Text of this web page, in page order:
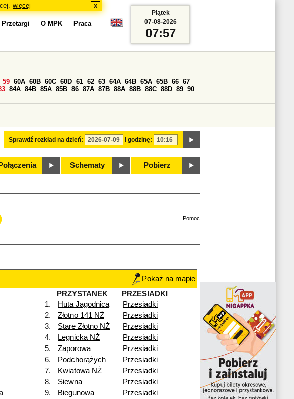
więcej x
Przetargi O MPK Praca
Sprawdź rozkład na dzień: i godzinę:
59 60A 60B 60C 60D 61 62 63 64A 64B 65A 65B 66 67
84A 84B 85A 85B 86 87A 87B 88A 88B 88C 88D 89 90
Połączenia Schematy Pobierz
Piątek
07-08-2026
07:57
Pomoc
Pokaż na mapie
PRZYSTANEK
PRZESIADKI
1.
Huta Jagodnica
Przesiadki
2. Złotno 141 NŻ
Przesiadki
3. Stare Złotno NŻ
Przesiadki
4. Legnicka NŻ
Przesiadki
5. Zaporowa
Przesiadki
6. Podchorążych
Przesiadki
7. Kwiatowa NŻ
Przesiadki
8. Siewna
Przesiadki
9. Biegunowa
Przesiadki